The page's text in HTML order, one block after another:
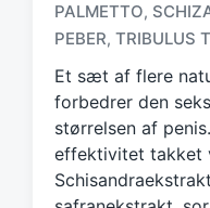
a
g
g
e
d
w
i
t
h
PALMETTO,
PEBER, TRIBULUS
Et sæt af flere
forbedrer den
størrelsen af
effektivitet takket